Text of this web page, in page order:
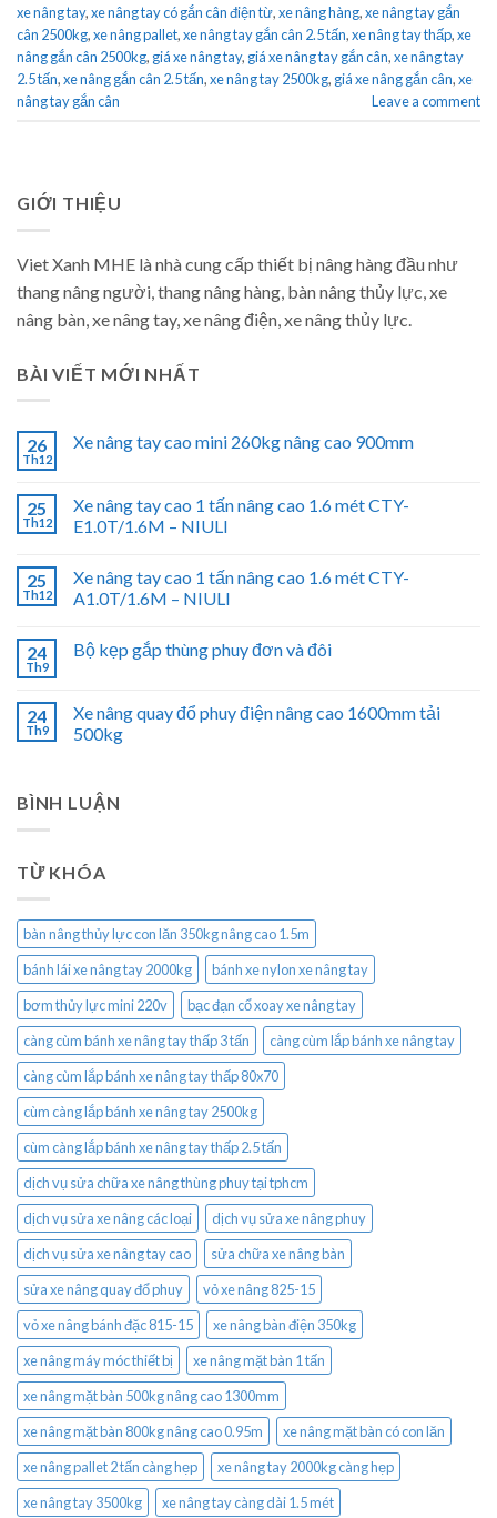
xe nâng tay,xe nâng tay có gắn cân điện từ,xe nâng hàng,xe nâng tay gắn
cân 2500kg,xe nâng pallet,xe nâng tay gắn cân 2.5 tấn,xe nâng tay thấp,xe
nâng gắn cân 2500kg, giá xe nâng tay, giá xe nâng tay gắn cân,xe nâng tay
2.5 tấn,xe nâng gắn cân 2.5 tấn,xe nâng tay 2500kg, giá xe nâng gắn cân,xe
nâng tay gắn cân
Leave a comment
GIỚI THIỆU
Viet Xanh MHE là nhà cung cấp thiết bị nâng hàng đầu như
thang nâng người, thang nâng hàng, bàn nâng thủy lực, xe
nâng bàn, xe nâng tay, xe nâng điện, xe nâng thủy lực.
BÀI VIẾT MỚI NHẤT
26
Th12
Xe nâng tay cao mini 260kg nâng cao 900mm
25
Th12
Xe nâng tay cao 1 tấn nâng cao 1.6 mét CTY-
E1.0T/1.6M – NIULI
25
Th12
Xe nâng tay cao 1 tấn nâng cao 1.6 mét CTY-
A1.0T/1.6M – NIULI
24
Th9
Bộ kẹp gắp thùng phuy đơn và đôi
24
Th9
Xe nâng quay đổ phuy điện nâng cao 1600mm tải
500kg
BÌNH LUẬN
TỪ KHÓA
bàn nâng thủy lực con lăn 350kg nâng cao 1.5m
bánh lái xe nâng tay 2000kg
bánh xe nylon xe nâng tay
bơm thủy lực mini 220v
bạc đạn cổ xoay xe nâng tay
càng cùm bánh xe nâng tay thấp 3 tấn
càng cùm lắp bánh xe nâng tay
càng cùm lắp bánh xe nâng tay thấp 80x70
cùm càng lắp bánh xe nâng tay 2500kg
cùm càng lắp bánh xe nâng tay thấp 2.5 tấn
dịch vụ sửa chữa xe nâng thùng phuy tại tphcm
dịch vụ sửa xe nâng các loại
dịch vụ sửa xe nâng phuy
dịch vụ sửa xe nâng tay cao
sửa chữa xe nâng bàn
sửa xe nâng quay đổ phuy
vỏ xe nâng 825-15
vỏ xe nâng bánh đặc 815-15
xe nâng bàn điện 350kg
xe nâng máy móc thiết bị
xe nâng mặt bàn 1 tấn
xe nâng mặt bàn 500kg nâng cao 1300mm
xe nâng mặt bàn 800kg nâng cao 0.95m
xe nâng mặt bàn có con lăn
xe nâng pallet 2 tấn càng hẹp
xe nâng tay 2000kg càng hẹp
xe nâng tay 3500kg
xe nâng tay càng dài 1.5 mét